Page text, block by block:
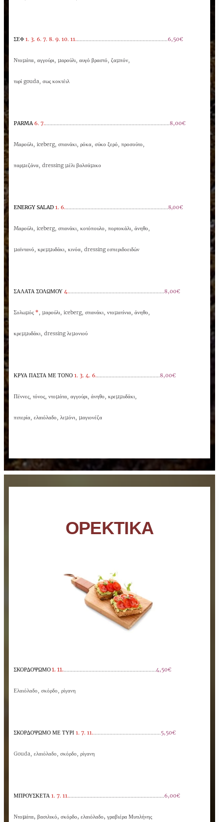
ΣΕΦ 1. 3. 6. 7. 8. 9. 10. 11...............................................................6,50€
Ντοµάτα, αγγούρι, µαρούλι, αυγό βραστό, ζαµπόν,
τυρί gouda, σως κοκτέιλ
PARMA6. 7......................................................................................8,00€
Mαρούλι, iceberg, σπανάκι, ρόκα, σύκο ξερό, προσούτο,
παρµεζάνα, dressing µέλι βαλσάµικο
ENERGY SALAD 1. 6.......................................................................8,00€
Mαρούλι, iceberg, σπανάκι, κοτόπουλο, πορτοκάλι, άνηθο,
µαϊντανό, κρεµµυδάκι, κινόα, dressing εσπεριδοειδών
ΣΑΛΑΤΑ ΣΟΛΩΜΟΥ 4..................................................................8,00€
Σολωµός *, µαρούλι, iceberg, σπανάκι, ντοµατίνια, άνηθο,
κρεµµυδάκι, dressing λεµονιού
ΚΡΥΑ ΠΑΣΤΑ ΜΕ ΤΟΝΟ 1. 3. 4. 6............................................8,00€
Πέννες, τόνος, ντοµάτα, αγγούρι, άνηθο, κρεµµυδάκι,
πιπερία, ελαιόλαδο, λεµόνι, µαγιονέζα
ΟΡΕΚΤΙΚΑ
ΣΚΟΡ∆ΟΨΩΜΟ1. 11................................................................4,50€
Ελαιόλαδο, σκόρδο, ρίγανη
ΣΚΟΡ∆ΟΨΩΜΟ ΜΕ ΤΥΡΙ 1. 7. 11...............................................5,50€
Gouda, ελαιόλαδο, σκόρδο, ρίγανη
ΜΠΡΟΥΣΚΕΤΑ 1. 7. 11..................................................................6,00€
Ντοµάτα, βασιλικό, σκόρδο, ελαιόλαδο, γραβιέρα Μυτιλήνης